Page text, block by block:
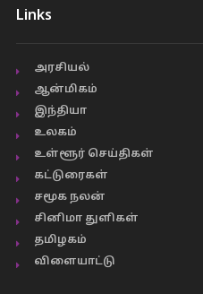
Links
அரசியல்
ஆன்மிகம்
இந்தியா
உலகம்
உள்ளூர் செய்திகள்
கட்டுரைகள்
சமூக நலன்
சினிமா துளிகள்
தமிழகம்
விளையாட்டு